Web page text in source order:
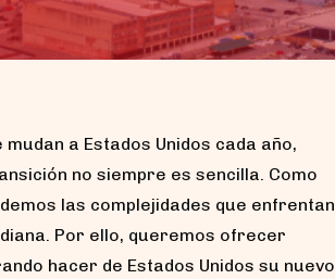
a Estados Unidos cada año,
no siempre es sencilla. Como
las complejidades que enfrentan
Por ello, queremos ofrecer
hacer de Estados Unidos su nuevo
de motocicleta sin
en Alabama: ¿pierdo mi